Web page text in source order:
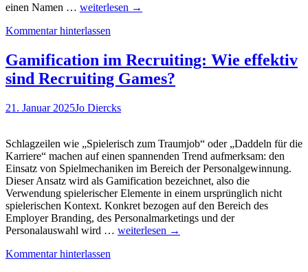
einen Namen … Fielmann
Hybrid
Jobmatching-
Tool
und
sorgt
bei
der
Berufswahl
weiterlesen →
Kommentar hinterlassen
Gamification im Recruiting: Wie effektiv
sind Recruiting Games?
21. Januar 2025Jo Diercks
Schlagzeilen wie „Spielerisch zum Traumjob“ oder „Daddeln für die
Karriere“ machen auf einen spannenden Trend aufmerksam: den
Einsatz von Spielmechaniken im Bereich der Personalgewinnung.
Dieser Ansatz wird als Gamification bezeichnet, also die
Verwendung spielerischer Elemente in einem ursprünglich nicht
spielerischen Kontext. Konkret bezogen auf den Bereich des
Employer Branding, des Personalmarketings und der
Personalauswahl wird … Gamification
weiterlesen →
Kommentar hinterlassen